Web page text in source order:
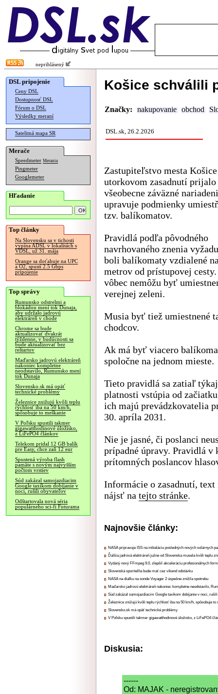
neprihlásený
DSL pripojenie
Ceny DSL
Dostupnosť DSL
Fórum o DSL
Výsledky meraní
Satelitná mapa SR
Merače
Speedmeter Merania
Pingmeter
Googlemeter
Hľadanie
Top články
Na Slovensku sa v tichosti
vypína ADSL v lokalitách s
VDSL, už 31. mája
Orange sa doťahuje na UPC
a O2, spustí 2.5 Gbps
pripojenie
Top správy
Rumunsko odstrelmi a
blokádou mení tok Dunaja,
aby udržalo jadrovú
elektráreň v chode
Chrome sa bude
aktualizovať dvakrát
týždenne, v budúcnosti sa
bude aktualizovať bez
reštartov
Maďarsko jadrovú elektráreň
nakoniec kompletne
neodstavilo, Rumunsko mení
tok Dunaja
Slovensko.sk má opäť
technické problémy
Železnice znižujú kvôli teplu
rýchlosť iba na 50 km/h,
spôsobuje to meškanie
V Poľsku spustili takmer
gigawatthodinové úložisko,
z LiFePO4 článkov
Telekom pridal 12 GB balík
pre Easy, chce zaň 12 eur
Spustená výroba flash
pamäte s novým najvyšším
počtom vrstiev
Súd zakázal samojazdiacim
Google taxíkom dobíjanie v
noci, rušili obyvateľov
Odštartovala nová séria
populárneho sci-fi Futurama
Košice schválili
Značky: nakupovanie obchod
DSL.sk, 26.2.2026
Zastupiteľstvo mesta
utorkovom zasadnutí prijalo
všeobecne záväzné
upravuje podmienky
tzv. balíkomatov.
Pravidlá podľa pôvodného
navrhovaného znenia
boli balíkomaty vzdialené
metrov od prístupovej
vôbec nemôžu byť
verejnej zeleni.
Musia byť tiež umiestnené
chodcov.
Ak má byť viacero
spoločne na jednom mieste.
Tieto pravidlá sa zatiaľ
platnosti vstúpia od
ich majú prevádzkovatelia
30. apríla 2031.
Nie je jasné, či poslanci
prípadné úpravy. Pravidlá v
prítomných poslancov
Informácie o zasadnutí,
nájsť na tejto stránke.
Najnovšie články:
NASA pripravuje ISS na inštaláciu posledných nových solárnych
Ďalšia jadrová elektráreň južne od Slovenska musela kvôli teplu
Vydaný nový FFmpeg 9.0, zlepšil akceleráciu profesionálnych
Slovenská sporiteľňa bude mať cez víkend odstávku
NASA na diaľku na sonde Voyager 2 úspešne znížila spotrebu
Maďarsko jadrovú elektráreň nakoniec kompletne neodstavilo,
Súd zakázal samojazdiacim Google taxíkom dobíjanie v noci,
Železnice znižujú kvôli teplu rýchlosť iba na 50 km/h, spôsobuje to
Slovensko.sk má opäť technické problémy
V Poľsku spustili takmer gigawatthodinové úložisko, z LiFePO4
Diskusia:
------
Od: MAJAK -